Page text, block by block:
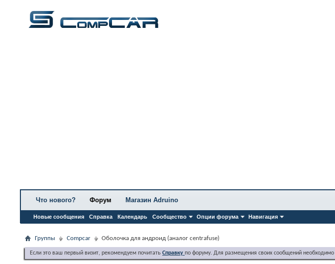
Что нового? Форум
Новые сообщения Справка Календарь Сообщество Опции форума Навигация
Магазин Adruino
Группы Compcar Оболочка для андроид (аналог centrafuse)
Если это ваш первый визит, рекомендуем почитать Справку по форуму. Для размещения своих сообщений необходимо